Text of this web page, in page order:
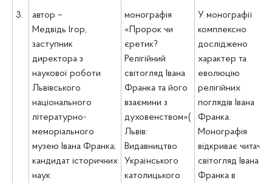
3.
автор –
Медвідь Ігор,
заступник
директора з
наукової роботи
Львівського
національного
літературно-
меморіального
музею Івана Франка;
кандидат історичних
наук
монографія
«Пророк чи
єретик?
Релігійний
світогляд Івана
Франка та його
взаємини з
духовенством»(
Львів:
Видавництво
Українського
католицького
У монографії
комплексно
досліджено
характер та
еволюцію
релігійних
поглядів Івана
Франка.
Монографія
відкриває читачу
світогляд Івана
Франка в